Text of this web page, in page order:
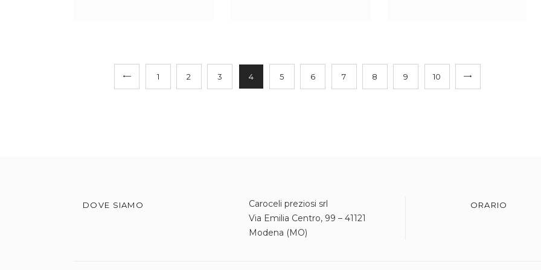
1 2 3 4 5 6 7 8 9 10
→
DOVE SIAMO
Caroceli preziosi srl
Via Emilia Centro, 99 – 41121
Modena (MO)
ORARIO